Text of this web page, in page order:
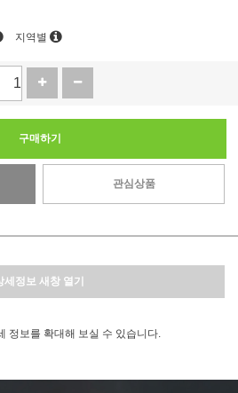
지역별
구매하기
관심상품
세정보 새창 열기
정보를 확대해 보실 수 있습니다.